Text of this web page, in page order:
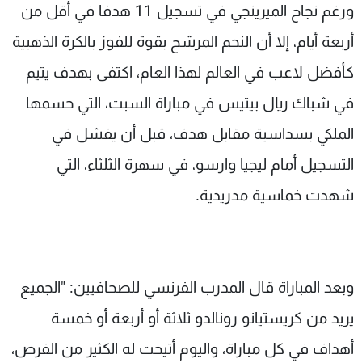
ورغم نجاح الميرينجي في تسجيل 11 هدفا في أقل من
أربعة أيام، إلا أن النجم المرشح بقوة للفوز بالكرة الذهبية
كأفضل لاعب في العالم لهذا العام، اكتفى بهدف يتيم
في شباك ريال بيتيس في مباراة السبت، التي حسمها
الملكي بسداسية مقابل هدف، قبل أن يفشل في
التسجيل أمام ليجيا وارسو، في سهرة الثلثاء، التي
شهدت خماسية مدريدية.
وبعد المباراة قال المدرب الفرنسي للصحافيين: "الجميع
يريد من كريستيانو رونالدو ثلاثة أو أربعة أو خمسة
أهداف في كل مباراة، واليوم أتيحت له الكثير من الفرص،